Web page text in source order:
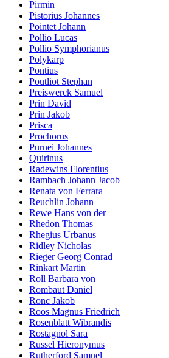
Pirmin
Pistorius Johannes
Pointet Johann
Pollio Lucas
Pollio Symphorianus
Polykarp
Pontius
Poutliot Stephan
Preiswerck Samuel
Prin David
Prin Jakob
Prisca
Prochorus
Purnei Johannes
Quirinus
Radewins Florentius
Rambach Johann Jacob
Renata von Ferrara
Reuchlin Johann
Rewe Hans von der
Rhedon Thomas
Rhegius Urbanus
Ridley Nicholas
Rieger Georg Conrad
Rinkart Martin
Roll Barbara von
Rombaut Daniel
Ronc Jakob
Roos Magnus Friedrich
Rosenblatt Wibrandis
Rostagnol Sara
Russel Hieronymus
Rutherford Samuel